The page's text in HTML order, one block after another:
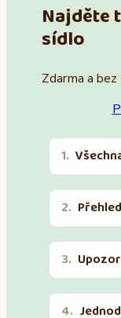
sídlo
Zdarma a bez